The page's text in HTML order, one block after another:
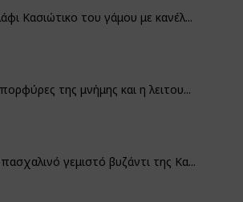
Κασιώτικο του γάμου με κανέλ...
της μνήμης και η λειτου...
γεμιστό βυζάντι της Κα...